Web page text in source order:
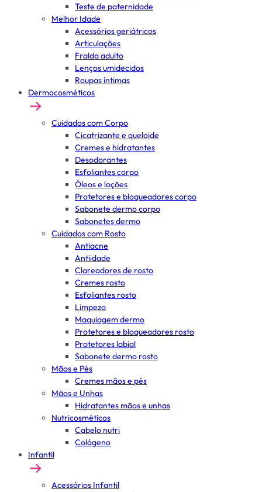
Teste de paternidade
Melhor Idade
Acessórios geriátricos
Articulações
Fralda adulto
Lenços umidecidos
Roupas íntimas
Dermocosméticos
Cuidados com Corpo
Cicatrizante e queloide
Cremes e hidratantes
Desodorantes
Esfoliantes corpo
Óleos e loções
Protetores e bloqueadores corpo
Sabonete dermo corpo
Sabonetes dermo
Cuidados com Rosto
Antiacne
Antiidade
Clareadores de rosto
Cremes rosto
Esfoliantes rosto
Limpeza
Maquiagem dermo
Protetores e bloqueadores rosto
Protetores labial
Sabonete dermo rosto
Mãos e Pés
Cremes mãos e pés
Mãos e Unhas
Hidratantes mãos e unhas
Nutricosméticos
Cabelo nutri
Colágeno
Infantil
Acessórios Infantil